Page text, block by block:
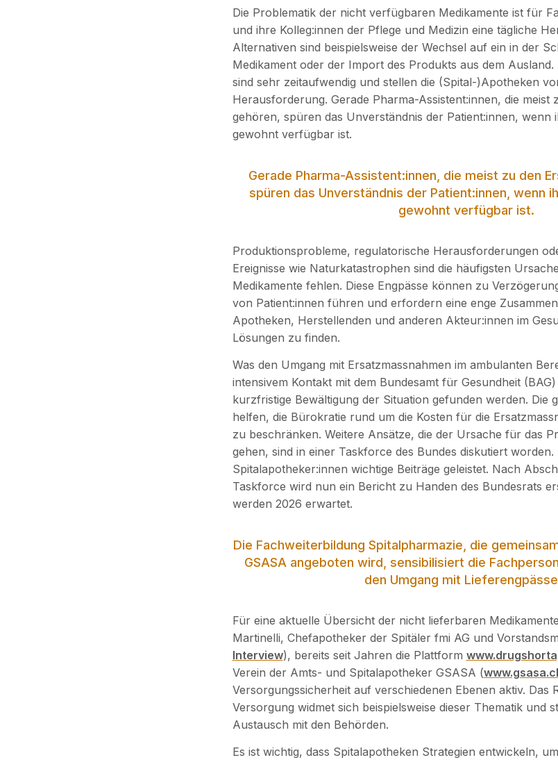
Die Problematik der nicht verfügbaren Medikamente ist für
und ihre Kolleg:innen der Pflege und Medizin eine tägliche
Alternativen sind beispielsweise der Wechsel auf ein in der
Medikament oder der Import des Produkts aus dem
sind sehr zeitaufwendig und stellen die (Spital-)Apotheken
Herausforderung. Gerade Pharma-Assistent:innen, die meist
gehören, spüren das Unverständnis der Patient:innen, wenn
gewohnt verfügbar ist.
Gerade Pharma-Assistent:innen, die meist zu den
spüren das Unverständnis der Patient:innen, wenn
gewohnt verfügbar ist.
Produktionsprobleme, regulatorische Herausforderungen
Ereignisse wie Naturkatastrophen sind die häufigsten
Medikamente fehlen. Diese Engpässe können zu
von Patient:innen führen und erfordern eine enge
Apotheken, Herstellenden und anderen Akteur:innen im
Lösungen zu finden.
Was den Umgang mit Ersatzmassnahmen im ambulanten
intensivem Kontakt mit dem Bundesamt für Gesundheit
kurzfristige Bewältigung der Situation gefunden werden. Die
helfen, die Bürokratie rund um die Kosten für die
zu beschränken. Weitere Ansätze, die der Ursache für das
gehen, sind in einer Taskforce des Bundes diskutiert
Spitalapotheker:innen wichtige Beiträge geleistet. Nach
Taskforce wird nun ein Bericht zu Handen des Bundesrats
werden 2026 erwartet.
Die Fachweiterbildung Spitalpharmazie, die
GSASA angeboten wird, sensibilisiert die
den Umgang mit
Für eine aktuelle Übersicht der nicht lieferbaren
Martinelli, Chefapotheker der Spitäler fmi AG und
Interview), bereits seit Jahren die Plattform ­
Verein der Amts- und Spitalapotheker GSASA (
Versorgungssicherheit auf verschiedenen Ebenen aktiv. Das
Versorgung widmet sich beispielsweise dieser Thematik und
Austausch mit den Behörden.
Es ist wichtig, dass Spitalapotheken Strategien entwickeln,